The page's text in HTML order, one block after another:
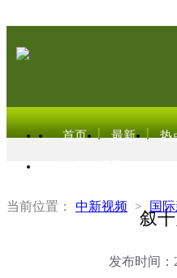
首页 最新 热
当前位置： 中新视频 > 国
叙
发布时间：